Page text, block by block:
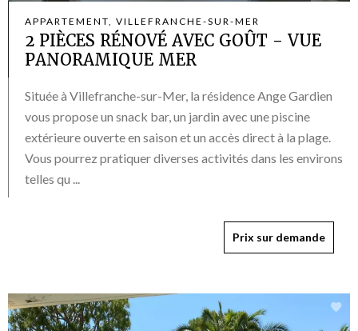
APPARTEMENT, VILLEFRANCHE-SUR-MER
2 PIÈCES RÉNOVÉ AVEC GOÛT - VUE
PANORAMIQUE MER
Située à Villefranche-sur-Mer, la résidence Ange Gardien
vous propose un snack bar, un jardin avec une piscine
extérieure ouverte en saison et un accès direct à la plage.
Vous pourrez pratiquer diverses activités dans les environs
telles qu ...
Prix sur demande